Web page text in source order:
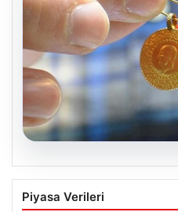
Altın fiyatları canlı
fiyatları ne kadar
Piyasa Verileri